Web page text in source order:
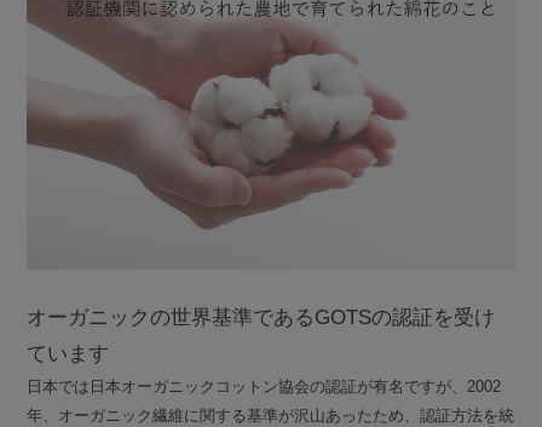
オーガニックの世界基準であるGOTSの認証を受け
ています
日本では日本オーガニックコットン協会の認証が有名ですが、2002
年、オーガニック繊維に関する基準が沢山あったため、認証方法を統